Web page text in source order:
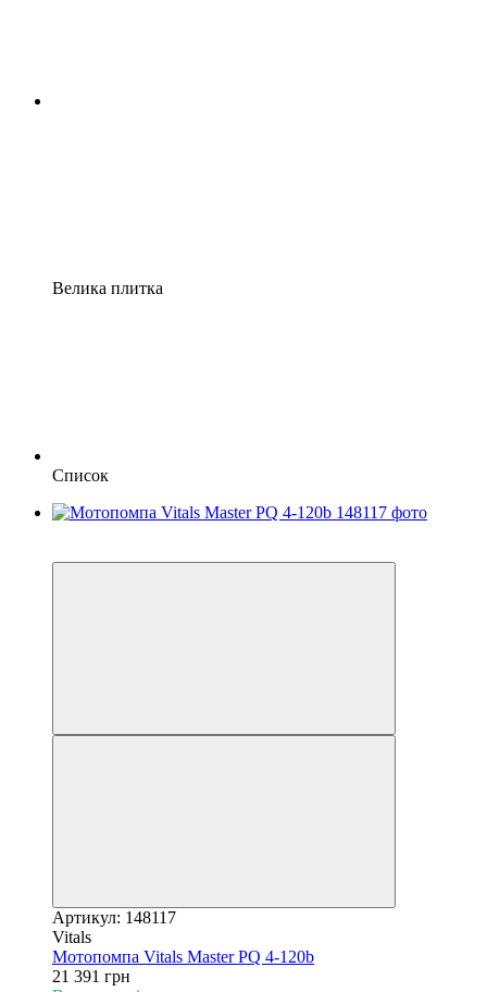
Велика плитка
Список
Артикул: 148117
Vitals
Мотопомпа Vitals Master PQ 4-120b
21 391 грн